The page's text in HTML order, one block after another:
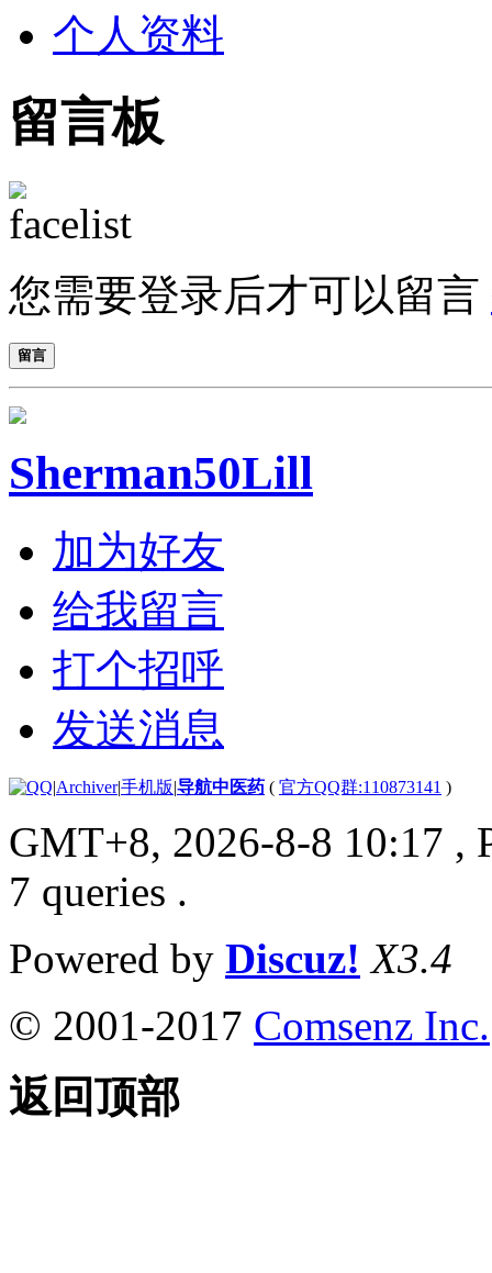
个人资料
留言板
您需要登录后才可以留言
留言
Sherman50Lill
加为好友
给我留言
打个招呼
发送消息
|Archiver|手机版|导航中医药 ( 官方QQ群:110873141 )
GMT+8, 2026-8-8 10:17 ,
7 queries .
Powered by Discuz! X3.4
© 2001-2017 Comsenz Inc.
返回顶部